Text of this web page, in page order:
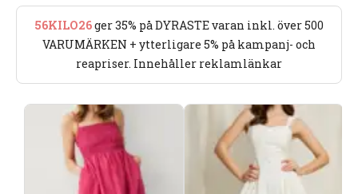
56KILO26ger 35% på DYRASTE varan inkl. över 500
VARUMÄRKEN + ytterligare 5% på kampanj- och
reapriser. Innehåller reklamlänkar